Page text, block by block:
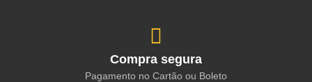
Compra segura
Pagamento no Cartão ou Boleto